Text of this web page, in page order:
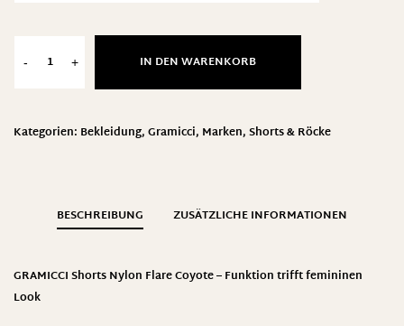
- + IN DEN WARENKORB
Kategorien: Bekleidung,Gramicci, Marken,Shorts & Röcke
BESCHREIBUNG ZUSÄTZLICHE INFORMATIONEN
GRAMICCI Shorts Nylon Flare Coyote – Funktion trifft femininen
Look